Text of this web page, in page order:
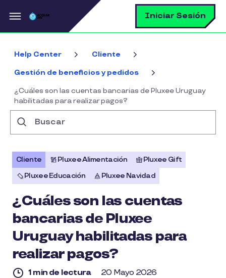
Pasar al contenido principal Iniciar Sesión
Help Center Cliente
Gestión de beneficios y pedidos
¿Cuáles son las cuentas bancarias de Pluxee Uruguay
habilitadas para realizar pagos?
Cliente Pluxee Alimentación
Pluxee Gift
Pluxee Educación
Pluxee Navidad
¿Cuáles son las cuentas
bancarias de Pluxee
Uruguay habilitadas para
realizar pagos?
1 min de lectura 20 Mayo 2026